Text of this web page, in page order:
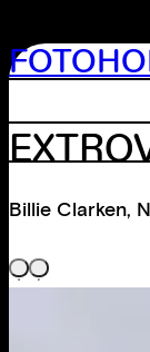
Billie Clarken,